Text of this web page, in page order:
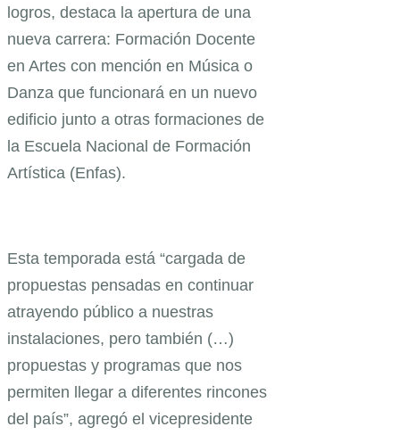
logros, destaca la apertura de una
nueva carrera: Formación Docente
en Artes con mención en Música o
Danza que funcionará en un nuevo
edificio junto a otras formaciones de
la Escuela Nacional de Formación
Artística (Enfas).
Esta temporada está “cargada de
propuestas pensadas en continuar
atrayendo público a nuestras
instalaciones, pero también (…)
propuestas y programas que nos
permiten llegar a diferentes rincones
del país”, agregó el vicepresidente